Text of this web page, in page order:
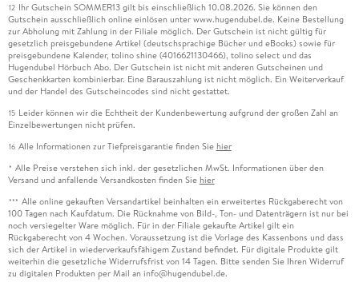
12 Ihr Gutschein SOMMER13 gilt bis einschließlich 10.08.2026. Sie können den
Gutschein ausschließlich online einlösen unter www.hugendubel.de. Keine Bestellung
zur Abholung mit Zahlung in der Filiale möglich. Der Gutschein ist nicht gültig für
gesetzlich preisgebundene Artikel (deutschsprachige Bücher und eBooks) sowie für
preisgebundene Kalender, tolino shine (4016621130466), tolino select und das
Hugendubel Hörbuch Abo. Der Gutschein ist nicht mit anderen Gutscheinen und
Geschenkkarten kombinierbar. Eine Barauszahlung ist nicht möglich. Ein Weiterverkauf
und der Handel des Gutscheincodes sind nicht gestattet.
15 Leider können wir die Echtheit der Kundenbewertung aufgrund der großen Zahl an
Einzelbewertungen nicht prüfen.
16 Alle Informationen zur Tiefpreisgarantie finden Sie hier
* Alle Preise verstehen sich inkl. der gesetzlichen MwSt. Informationen über den
Versand und anfallende Versandkosten finden Sie hier
*** Alle online gekauften Versandartikel beinhalten ein erweitertes Rückgaberecht von
100 Tagen nach Kaufdatum. Die Rücknahme von Bild-, Ton- und Datenträgern ist nur bei
noch versiegelter Ware möglich. Für in der Filiale gekaufte Artikel gilt ein
Rückgaberecht von 4 Wochen. Voraussetzung ist die Vorlage des Kassenbons und dass
sich der Artikel in wiederverkaufsfähigem Zustand befindet. Für digitale Produkte gilt
weiterhin die gesetzliche Widerrufsfrist von 14 Tagen. Bitte senden Sie Ihren Widerruf
zu digitalen Produkten per Mail an info@hugendubel.de.